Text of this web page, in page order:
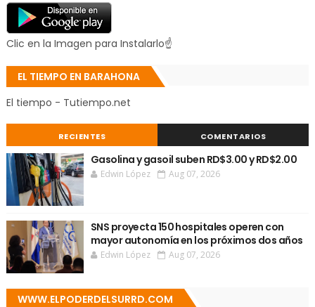
Clic en la Imagen para Instalarlo☝
EL TIEMPO EN BARAHONA
El tiempo - Tutiempo.net
RECIENTES COMENTARIOS
Gasolina y gasoil suben RD$3.00 y RD$2.00
Edwin López Aug 07, 2026
SNS proyecta 150 hospitales operen con
mayor autonomía en los próximos dos años
Edwin López Aug 07, 2026
WWW.ELPODERDELSURRD.COM